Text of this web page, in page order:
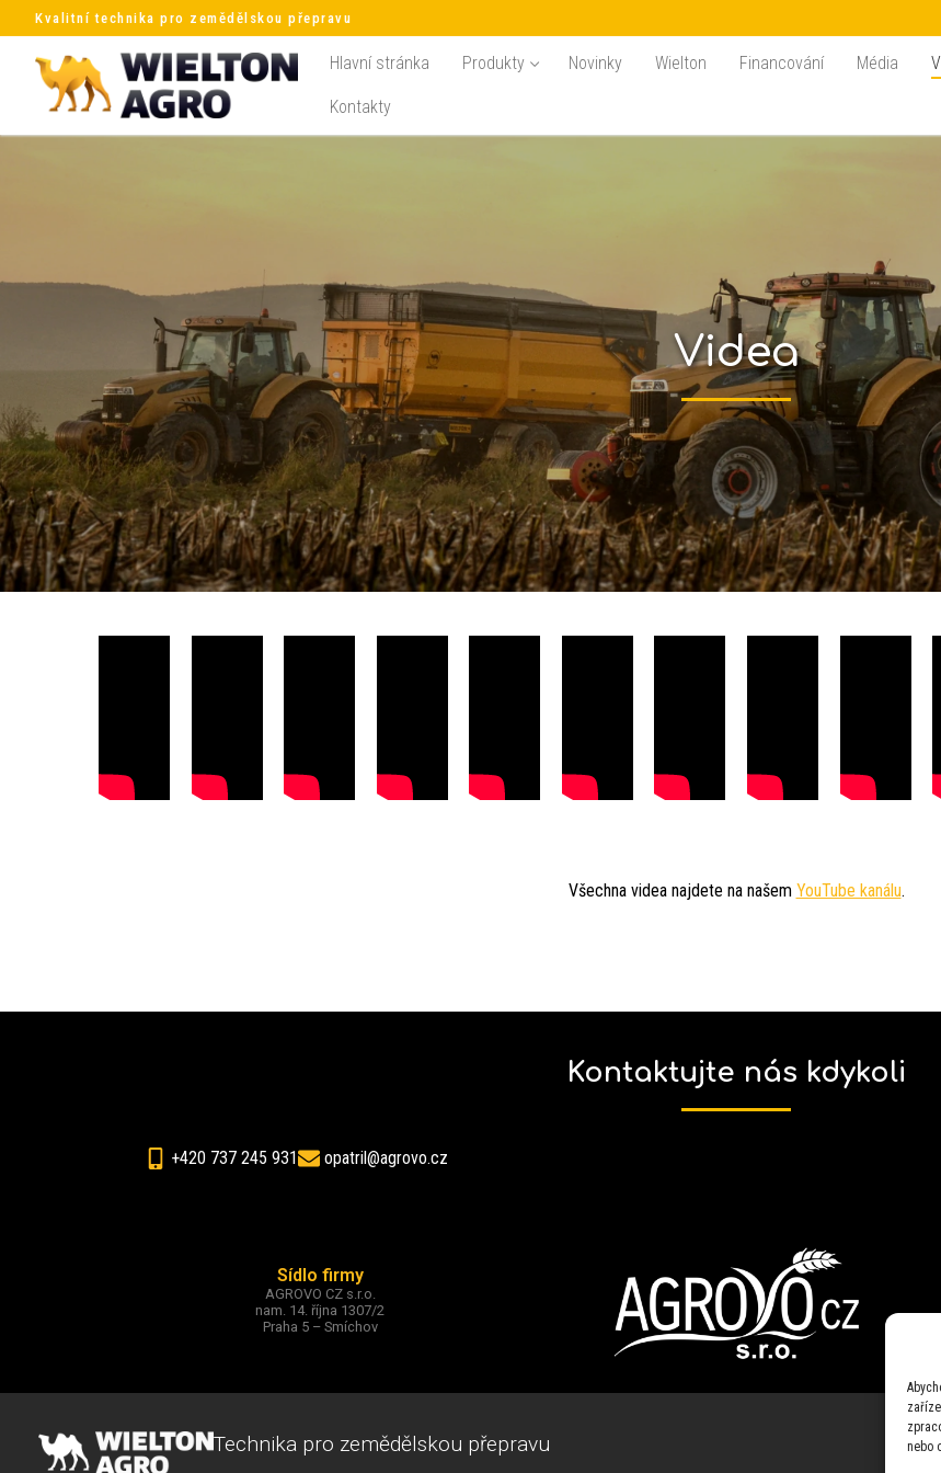
nebo
Kvalitní technika pro zemědělskou přepravu
Hlavní stránka Produkty Novinky Wielton Financování Média
Kontakty
Videa
Všechna videa najdete na našem YouTube kanálu.
Kontaktujte nás kdykoli
+420 737 245 931 opatril@agrovo.cz
Sídlo firmy
AGROVO CZ s.r.o.
nam. 14. října 1307/2
Praha 5 – Smíchov
Technika pro zemědělskou přepravu